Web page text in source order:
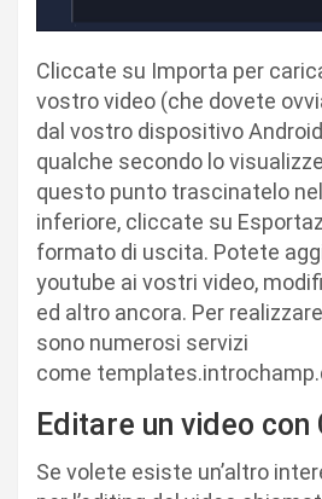
Cliccate su Importa per
vostro video (che dovete
dal vostro dispositivo
qualche secondo lo
questo punto trascinatelo
inferiore, cliccate su
formato di uscita. Potete
youtube ai vostri video,
ed altro ancora. Per
sono numerosi servizi
come
Editare un video con
Se volete esiste un’altro